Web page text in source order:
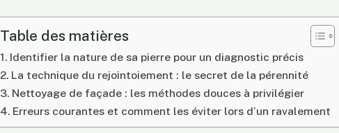
Table des matières
Identifier la nature de sa pierre pour un diagnostic précis
La technique du rejointoiement : le secret de la pérennité
Nettoyage de façade : les méthodes douces à privilégier
Erreurs courantes et comment les éviter lors d’un ravalement